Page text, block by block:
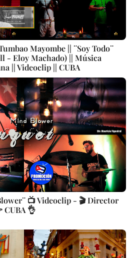
Mayombe || ¨Soy Todo¨
- Eloy Machado) || Música
|| Videoclip || CUBA
📺 Videoclip - 🎬 Director
👌